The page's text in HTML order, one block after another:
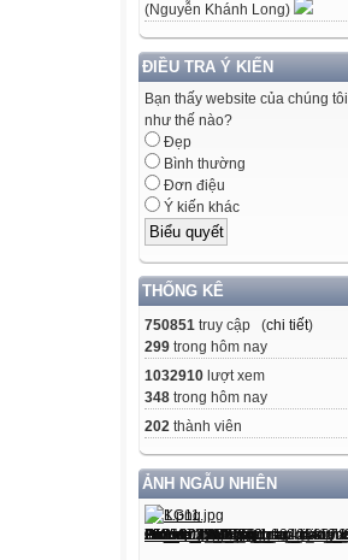
(Nguyễn Khánh Long)
ĐIỀU TRA Ý KIẾN
Bạn thấy website của chúng tôi
như thế nào?
Đẹp
Bình thường
Đơn điệu
Ý kiến khác
THỐNG KÊ
750851 truy cập (chi tiết)
299 trong hôm nay
1032910 lượt xem
348 trong hôm nay
202 thành viên
ẢNH NGẪU NHIÊN